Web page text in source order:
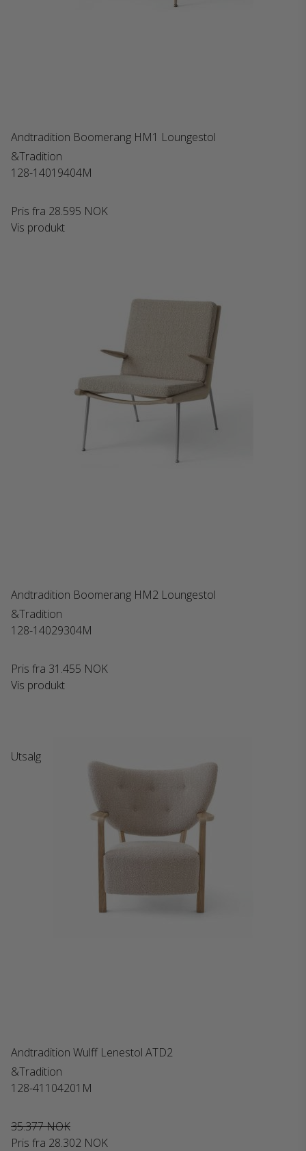
Andtradition Boomerang HM1 Loungestol
&Tradition
128-14019404M
Pris fra 28.595 NOK
Vis produkt
Andtradition Boomerang HM2 Loungestol
&Tradition
128-14029304M
Pris fra 31.455 NOK
Vis produkt
Utsalg
Andtradition Wulff Lenestol ATD2
&Tradition
128-41104201M
35.377 NOK
Pris fra 28.302 NOK